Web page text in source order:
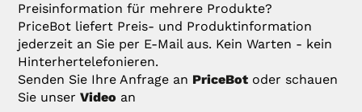
Preisinformation für mehrere Produkte?
PriceBot liefert Preis- und Produktinformation
jederzeit an Sie per E-Mail aus. Kein Warten - kein
Hinterhertelefonieren.
Senden Sie Ihre Anfrage an PriceBot oder schauen
Sie unserVideo an